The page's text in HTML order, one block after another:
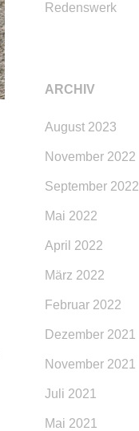
Redenswerk
ARCHIV
August 2023
November 2022
September 2022
Mai 2022
April 2022
März 2022
Februar 2022
Dezember 2021
November 2021
Juli 2021
Mai 2021